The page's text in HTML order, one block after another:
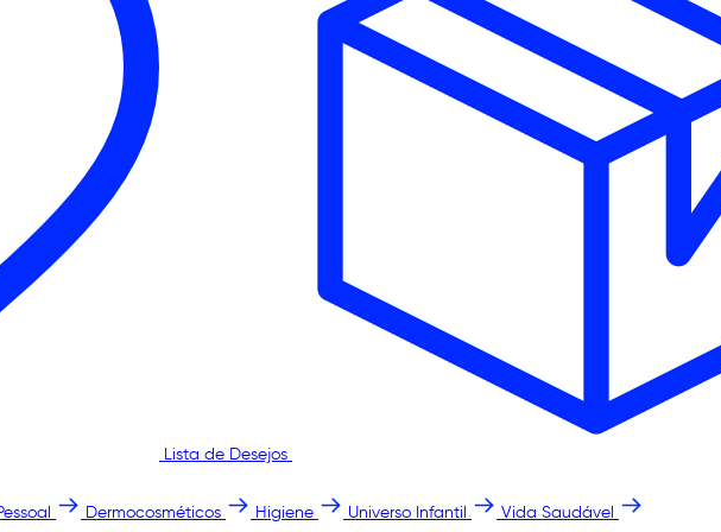
Lista de Desejos
Dermocosméticos Higiene Universo Infantil Vida Saudável